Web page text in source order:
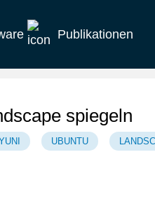
Publikationen
spiegeln
UBUNTU